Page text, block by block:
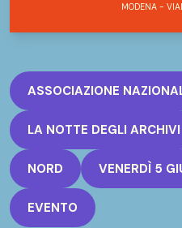
MODENA -
LA NOTTE DEGLI ARCHIVI
NORD VENERDÌ 5
EVENTO